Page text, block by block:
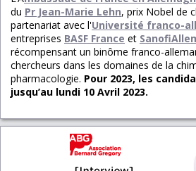
du Pr Jean-Marie Lehn, prix Nobel de
partenariat avec l'Université franco-
entreprises BASF France et
récompensant un binôme franco-
chercheurs dans les domaines de la
pharmacologie. Pour 2023, les
jusqu’au lundi 10 Avril 2023.